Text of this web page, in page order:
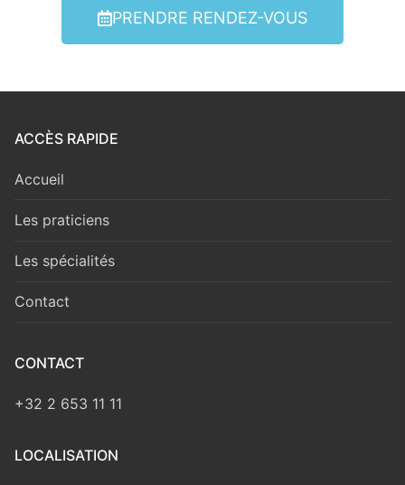
PRENDRE RENDEZ-VOUS
ACCÈS RAPIDE
Accueil
Les praticiens
Les spécialités
Contact
CONTACT
+32 2 653 11 11
LOCALISATION